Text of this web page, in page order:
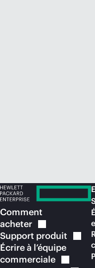
Comment
acheter
Support produit
Écrire à l’équipe
commerciale